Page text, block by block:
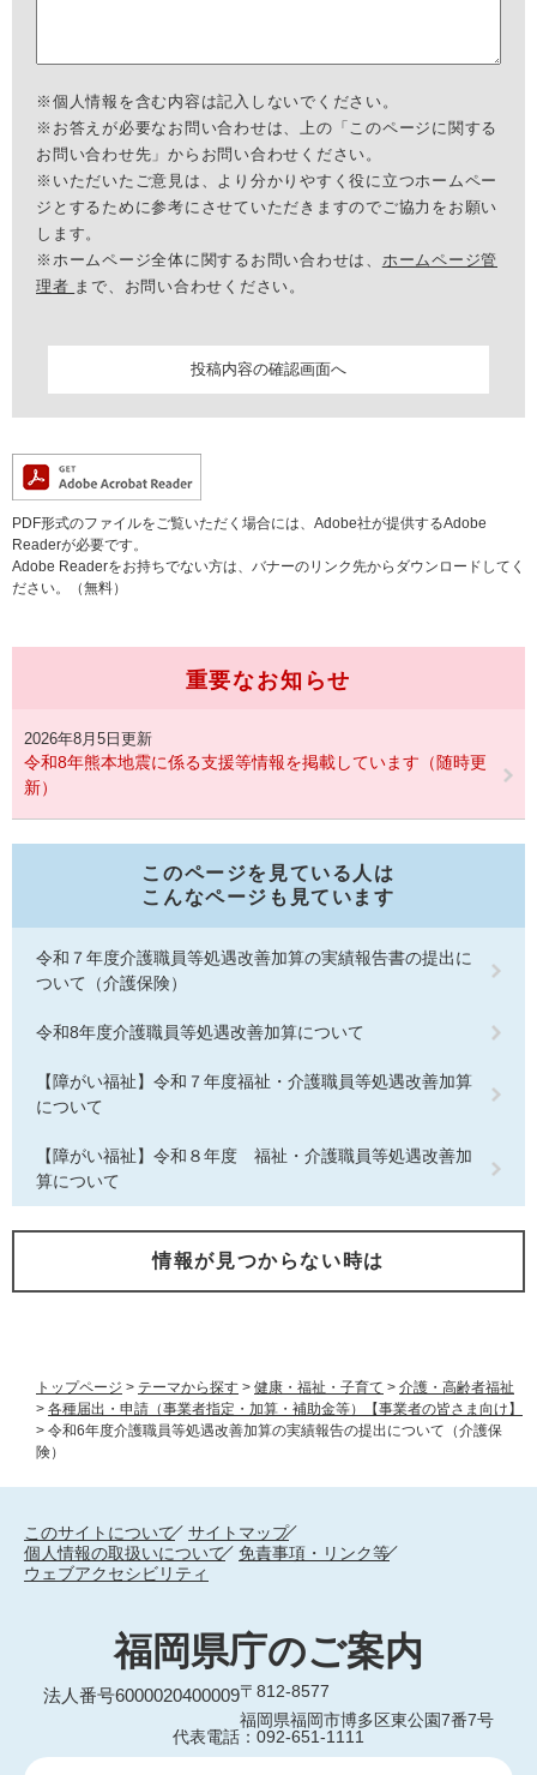
トップページ > テーマから探す > 健康・福祉・子育て > 介護・高齢者福祉
> 各種届出・申請（事業者指定・加算・補助金等）【事業者の皆さま向け】
> 令和6年度介護職員等処遇改善加算の実績報告の提出について（介護保
険）
※個人情報を含む内容は記入しないでください。
※お答えが必要なお問い合わせは、上の「このページに関する
お問い合わせ先」からお問い合わせください。
※いただいたご意見は、より分かりやすく役に立つホームペー
ジとするために参考にさせていただきますのでご協力をお願い
します。
※ホームページ全体に関するお問い合わせは、 ホームページ管
理者 まで、お問い合わせください。
PDF形式のファイルをご覧いただく場合には、Adobe社が提供するAdobe
Readerが必要です。
Adobe Readerをお持ちでない方は、バナーのリンク先からダウンロードしてく
ださい。（無料）
重要なお知らせ
2026年8月5日更新
令和8年熊本地震に係る支援等情報を掲載しています（随時更
新）
このページを見ている人は
こんなページも見ています
令和７年度介護職員等処遇改善加算の実績報告書の提出に
ついて（介護保険）
令和8年度介護職員等処遇改善加算について
【障がい福祉】令和７年度福祉・介護職員等処遇改善加算
について
【障がい福祉】令和８年度 福祉・介護職員等処遇改善加
算について
情報が見つからない時は
このサイトについて
サイトマップ
個人情報の取扱いについて
免責事項・リンク等
ウェブアクセシビリティ
福岡県庁のご案内
法人番号6000020400009〒812-8577
福岡県福岡市博多区東公園7番7号
代表電話：092-651-1111